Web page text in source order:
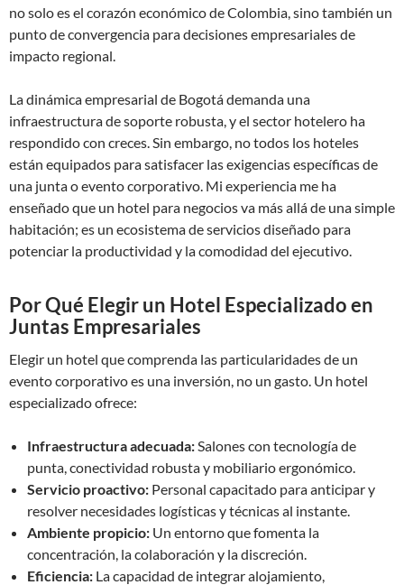
no solo es el corazón económico de Colombia, sino también un
punto de convergencia para decisiones empresariales de
impacto regional.
La dinámica empresarial de Bogotá demanda una
infraestructura de soporte robusta, y el sector hotelero ha
respondido con creces. Sin embargo, no todos los hoteles
están equipados para satisfacer las exigencias específicas de
una junta o evento corporativo. Mi experiencia me ha
enseñado que un hotel para negocios va más allá de una simple
habitación; es un ecosistema de servicios diseñado para
potenciar la productividad y la comodidad del ejecutivo.
Por Qué Elegir un Hotel Especializado en
Juntas Empresariales
Elegir un hotel que comprenda las particularidades de un
evento corporativo es una inversión, no un gasto. Un hotel
especializado ofrece:
Infraestructura adecuada:Salones con tecnología de
punta, conectividad robusta y mobiliario ergonómico.
Servicio proactivo: Personal capacitado para anticipar y
resolver necesidades logísticas y técnicas al instante.
Ambiente propicio: Un entorno que fomenta la
concentración, la colaboración y la discreción.
Eficiencia: La capacidad de integrar alojamiento,